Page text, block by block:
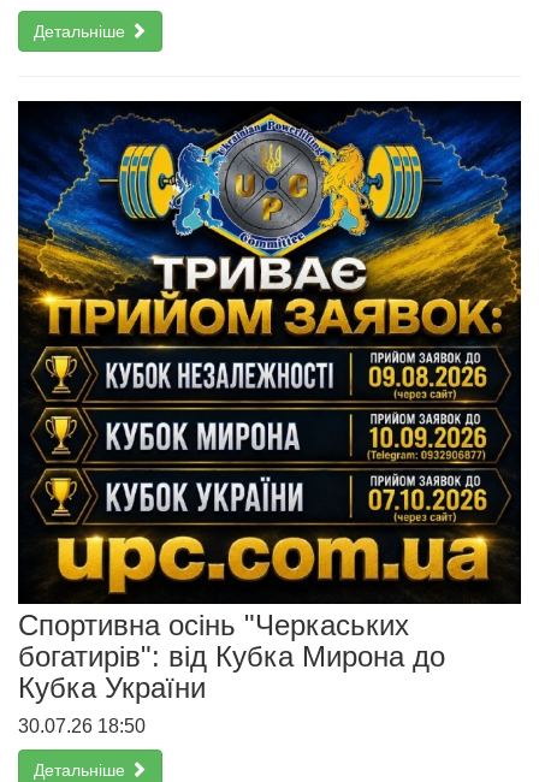
Детальніше
Спортивна осінь "Черкаських
богатирів": від Кубка Мирона до
Кубка України
30.07.26 18:50
Детальніше